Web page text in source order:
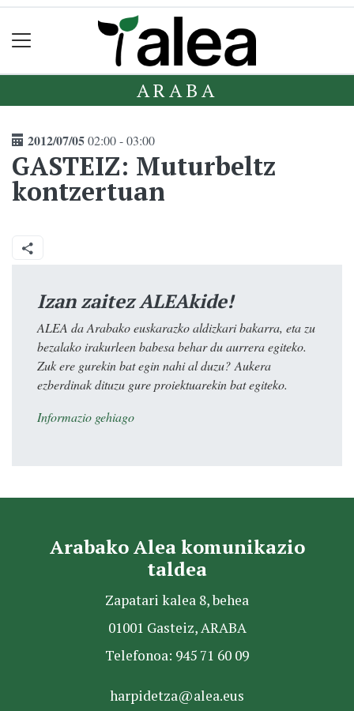
ARABA
2012/07/0502:00 - 03:00
GASTEIZ: Muturbeltz
kontzertuan
Izan zaitez ALEAkide!
ALEA da Arabako euskarazko aldizkari bakarra, eta zu
bezalako irakurleen babesa behar du aurrera egiteko.
Zuk ere gurekin bat egin nahi al duzu? Aukera
ezberdinak dituzu gure proiektuarekin bat egiteko.
Informazio gehiago
Arabako Alea komunikazio
taldea
Zapatari kalea 8, behea
01001 Gasteiz, ARABA
Telefonoa: 945 71 60 09
harpidetza@alea.eus